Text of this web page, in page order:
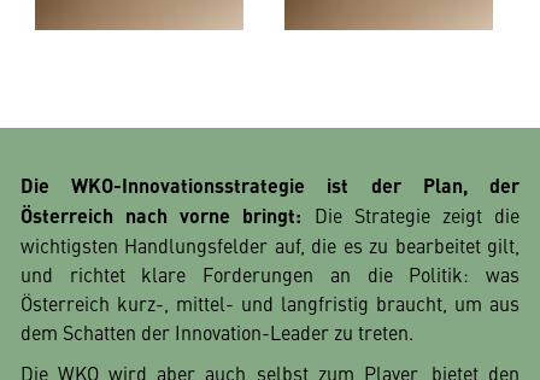
Die WKO-Innovationsstrategie ist der Plan, der
Österreich nach vorne bringt: Die Strategie zeigt die
wichtigsten Handlungsfelder auf, die es zu bearbeitet gilt,
und richtet klare Forderungen an die Politik: was
Österreich kurz-, mittel- und langfristig braucht, um aus
dem Schatten der Innovation-Leader zu treten.
Die WKO wird aber auch selbst zum Player, bietet den